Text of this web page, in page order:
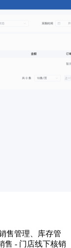
售管理、库存管
售 - 门店线下核销